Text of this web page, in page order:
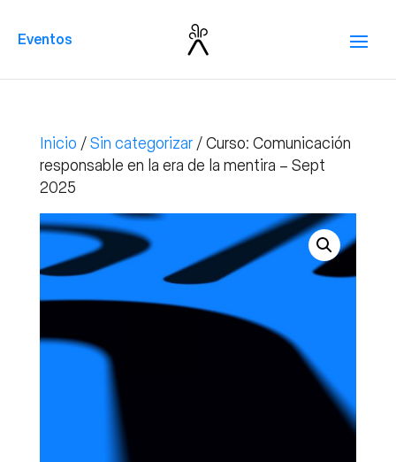
Eventos
Inicio /Sin categorizar/ Curso: Comunicación
responsable en la era de la mentira – Sept
2025